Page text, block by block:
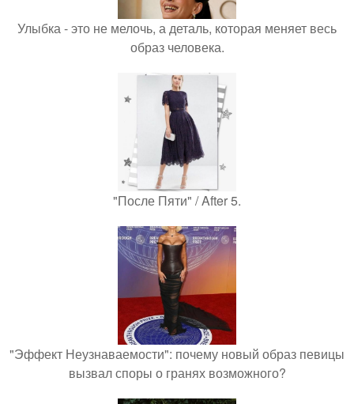
Улыбка - это не мелочь, а деталь, которая меняет весь
образ человека.
"После Пяти" / After 5.
"Эффект Неузнаваемости": почему новый образ певицы
вызвал споры о гранях возможного?